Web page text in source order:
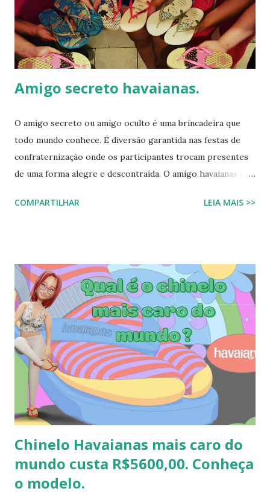
que esse look viralizou, como a atriz combinou o modelo
Top preto, por que celebridades adoram esse clássico
brasileiro e como você pode reproduzir o visual da Kelly
Brook com facilidade. Vamos mergu...
Amigo secreto havaianas.
O amigo secreto ou amigo oculto é uma brincadeira que
todo mundo conhece. É diversão garantida nas festas de
confraternização onde os participantes trocam presentes
de uma forma alegre e descontraída. O amigo havaianas é
participantes trocam exclusivamente sandálias havaianas
o amigo havaianas acontece no final do ano para
comemorar o final do ano letivo nas escolas, nas
confraternizações do trabalho, nas festas de fim de ano,
etc.. Além da diversão que a brincadeira proporciona,
também é uma excelente oportunidade de ganhar muitas
havaianas e incorporar sua coleção.
COMPARTILHAR LEIA MAIS >>
Chinelo Havaianas mais caro do
mundo custa R$5600,00. Conheça
o modelo.